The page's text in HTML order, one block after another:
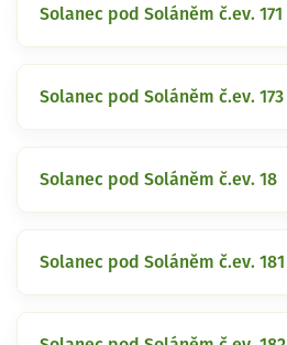
Solanec pod Soláněm č.ev. 171
Solanec pod Soláněm č.ev. 173
Solanec pod Soláněm č.ev. 18
Solanec pod Soláněm č.ev. 181